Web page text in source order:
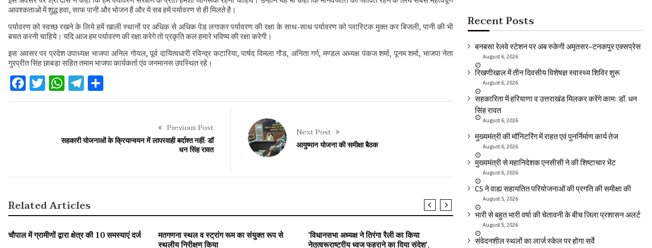
मुख्यमंत्री से महानिदेशक एनसीसी ने की शिष्टाचार भेंट
CS ने वाह्य सहायतित परियोजनाओं की प्रगति की समीक्षा की
आवश्कताओ में शुद्ध हवा, साफ पानी और भोजन है और ये सब हमें पर्यावरण से ही मिलते है।
पर्यावरण को स्वच्छ रखने के लिये हमें खाली स्थानों पर अधिक से अधिक पेड लगाकर पर्यावरण की रक्षा के साथ-साथ पर्यावरण को प्लास्टिक मुक्त कर बिजली, पानी की भी
बचत करनी चाहिये। यदि आज हम पर्यावरण की रक्षा करेगे तो प्रकृति कल हमारे भविष्य की रक्षा करेगी।
इस अवसर पर प्रदेश उपाध्यक्ष भाजपा अनिल गोयल, पूर्व दायित्वधारी रविन्द्र कटारिया, पार्षद विमला गौड, अनिता गर्ग, मण्डल अध्यक्ष पंकज शर्मा, पूनम शर्मा, भाजपा नेता
गुरप्रीत सिंह छाबड़ा सहित तमाम भाजपा कार्यकर्ता एंव जनमानस उपस्थित रहे।
Facebook
Twitter
WhatsApp
Telegram
Previous Post
सहकारी योजनाओं के क्रियान्वयन में लापरवाही बर्दाश्त नहीं: डॉ
धन सिंह रावत
Next Post
आयुष्मान योजना की समीक्षा बैठक
Related Articles
चौपाल में ग्रामीणों द्वारा क्षेत्र की 10 समस्याएं दर्ज मतगणना स्थल व स्ट्रांग रूम का संयुक्त रूप से
स्थलीय निरीक्षण किया
’विधानसभा अध्यक्ष ने तिरंगा रैली का किया
नेतृत्वरूराष्ट्रीय ध्वज फहराने का दिया संदेश’,
SLIDER उत्तराखंड
उत्तराखंड शहरी विकास मंत्री ने केंद्रीय मंत्री से
मुलाकात की
SLIDER
Recent Posts
बनबसा रेलवे स्टेशन पर अब रुकेगी अमृतसर–टनकपुर एक्सप्रेस
August 6, 2026
रिखणीखाल में तीन दिवसीय विशेषज्ञ स्वास्थ्य शिविर शुरू
August 6, 2026
सहकारिता में हरियाणा व उत्तराखंड मिलकर करेंगे कामः डाॅ. धन
सिंह रावत
August 6, 2026
मुख्यमंत्री की मॉनिटरिंग में राहत एवं पुनर्निर्माण कार्य तेज
August 6, 2026
मुख्यमंत्री से महानिदेशक एनसीसी ने की शिष्टाचार भेंट
August 6, 2026
CS ने वाह्य सहायतित परियोजनाओं की प्रगति की समीक्षा की
August 5, 2026
भारी से बहुत भारी वर्षा की चेतावनी के बीच जिला प्रशासन अलर्ट
August 5, 2026
संवेदनशील स्थलों का लार्ज स्केल पर होगा सर्वे